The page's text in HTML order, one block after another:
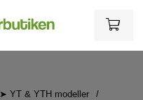
➤ YT & YTH modeller